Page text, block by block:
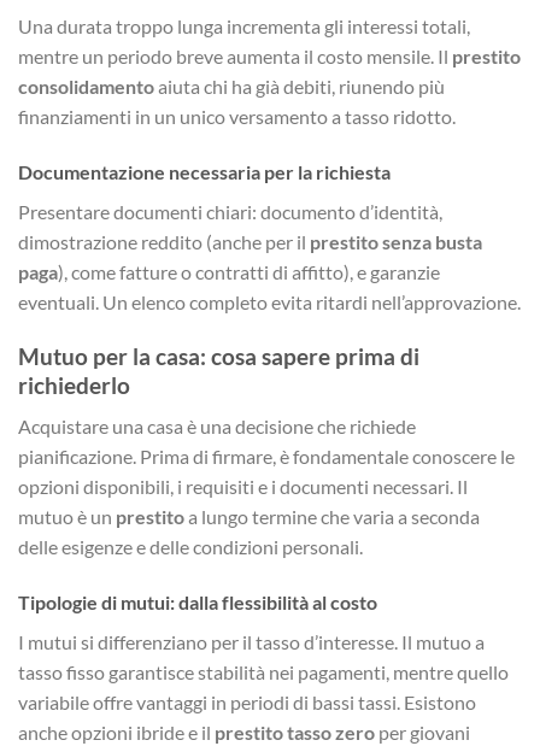
Una durata troppo lunga incrementa gli interessi totali,
mentre un periodo breve aumenta il costo mensile. Il prestito
consolidamentoaiuta chi ha già debiti, riunendo più
finanziamenti in un unico versamento a tasso ridotto.
Documentazione necessaria per la richiesta
Presentare documenti chiari: documento d’identità,
dimostrazione reddito (anche per il prestito senza busta
paga), come fatture o contratti di affitto), e garanzie
eventuali. Un elenco completo evita ritardi nell’approvazione.
Mutuo per la casa: cosa sapere prima di
richiederlo
Acquistare una casa è una decisione che richiede
pianificazione. Prima di firmare, è fondamentale conoscere le
opzioni disponibili, i requisiti e i documenti necessari. Il
mutuo è un prestitoa lungo termine che varia a seconda
delle esigenze e delle condizioni personali.
Tipologie di mutui: dalla flessibilità al costo
I mutui si differenziano per il tasso d’interesse. Il mutuo a
tasso fisso garantisce stabilità nei pagamenti, mentre quello
variabile offre vantaggi in periodi di bassi tassi. Esistono
anche opzioni ibride e il prestito tasso zero per giovani